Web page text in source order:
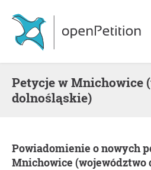
Petycje w Mnichowice (województwo
dolnośląskie)
Powiadomienie o nowych petycjach w
Mnichowice (województwo